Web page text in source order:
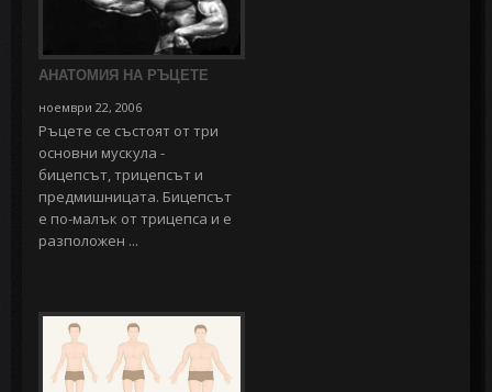
АНАТОМИЯ НА РЪЦЕТЕ
ноември 22, 2006
Ръцете се състоят от три
основни мускула -
бицепсът, трицепсът и
предмишницата. Бицепсът
е по-малък от трицепса и е
разположен ...